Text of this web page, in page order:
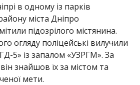
в одному із парків
міста Дніпро
підозрілого містянина.
огляду поліцейські вилучили
5» із запалом «УЗРГМ». За
знайшов їх за містом та
мети.